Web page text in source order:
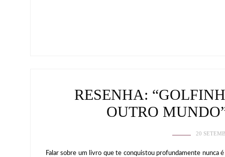
RESENHA:
OUTRO
20
Falar sobre um livro que te conquistou profundamente nunca